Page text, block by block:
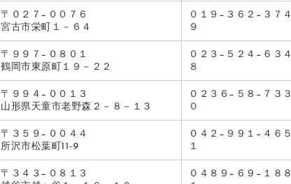
〒０２７−００７６
宮古市栄町１－６４
０１９−３６２−３７４
９
〒９９７−０８０１
鶴岡市東原町１９－２２
０２３−５２４−６３４
８
〒９９４−００１３
山形県天童市老野森２－８－１３
０２３６−５８−７３３
０
〒３５９−００４４
所沢市松葉町11-9
０４２−９９１−４６５
１
〒３４３−０８１３
０４８９−６９−１８８